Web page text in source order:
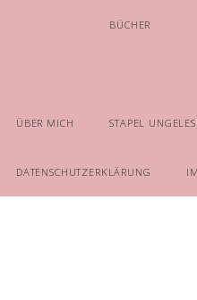
ÜBER MICH
BÜCHER
STAPEL
DATENSCHUTZERKLÄRUNG